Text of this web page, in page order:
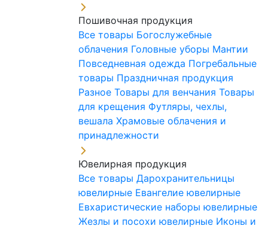
Пошивочная продукция
Все товары Богослужебные
облачения Головные уборы Мантии
Повседневная одежда Погребальные
товары Праздничная продукция
Разное Товары для венчания Товары
для крещения Футляры, чехлы,
вешала Храмовые облачения и
принадлежности
Ювелирная продукция
Все товары Дарохранительницы
ювелирные Евангелие ювелирные
Евхаристические наборы ювелирные
Жезлы и посохи ювелирные Иконы и